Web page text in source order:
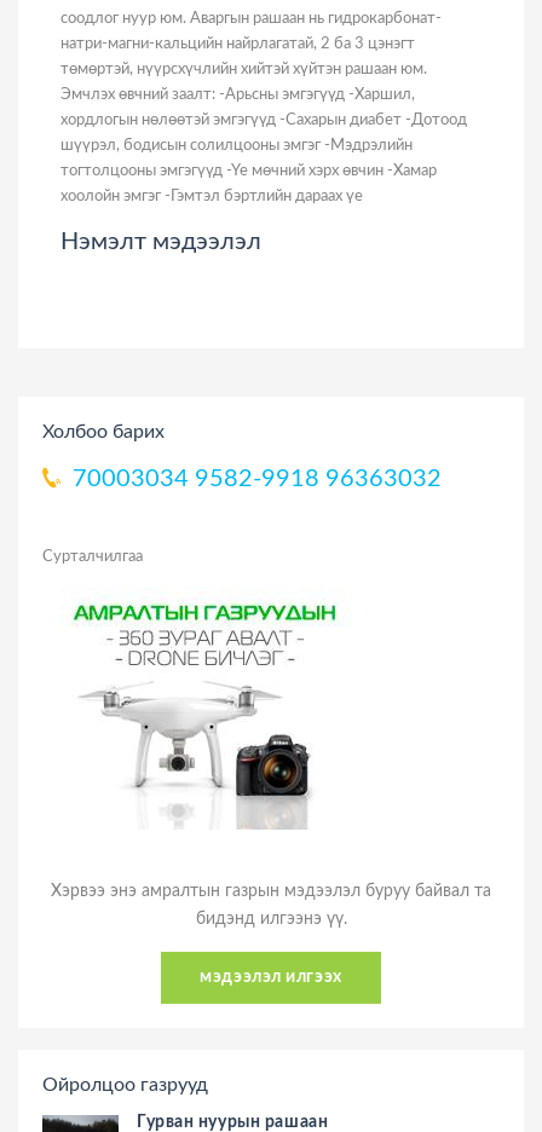
соодлог нуур юм. Аваргын рашаан нь гидрокарбонат-
натри-магни-кальцийн найрлагатай, 2 ба 3 цэнэгт
төмөртэй, нүүрсхүчлийн хийтэй хүйтэн рашаан юм.
Эмчлэх өвчний заалт: -Арьсны эмгэгүүд -Харшил,
хордлогын нөлөөтэй эмгэгүүд -Сахарын диабет -Дотоод
шүүрэл, бодисын солилцооны эмгэг -Мэдрэлийн
тогтолцооны эмгэгүүд -Үе мөчний хэрх өвчин -Хамар
хоолойн эмгэг -Гэмтэл бэртлийн дараах үе
Нэмэлт мэдээлэл
Холбоо барих
70003034 9582-9918 96363032
Сурталчилгаа
Хэрвээ энэ амралтын газрын мэдээлэл буруу байвал та
бидэнд илгээнэ үү.
мэдээлэл илгээх
Ойролцоо газрууд
Гурван нуурын рашаан